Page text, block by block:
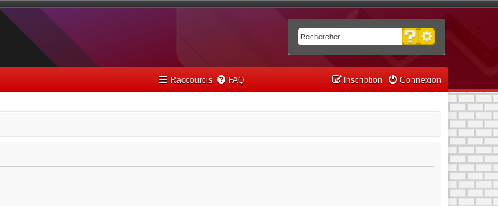
Rechercher
Recherche avancée
Raccourcis FAQ Connexion
Inscription